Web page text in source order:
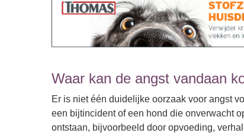
Waar kan de angst vandaan
Er is niet één duidelijke oorzaak voor angst
een bijtincident of een hond die onverwacht
ontstaan, bijvoorbeeld door opvoeding,